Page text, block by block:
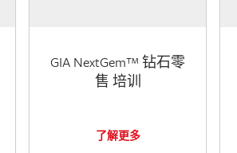
GIA NextGem™ 钻石零
售 培训
了解更多